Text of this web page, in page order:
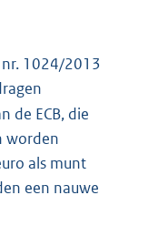
1024/2013
de ECB, die
worden
als munt
een nauwe